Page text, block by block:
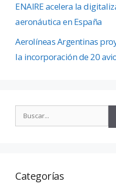
ENAIRE acelera la
aeronáutica en España
Aerolíneas Argentinas
la incorporación de 20
Categorías